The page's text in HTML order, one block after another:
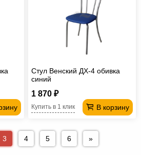
Стул Венский ДХ-4 обивка
синий
1 870 ₽
В корзину
Купить в 1 клик
3 4 5 6 »